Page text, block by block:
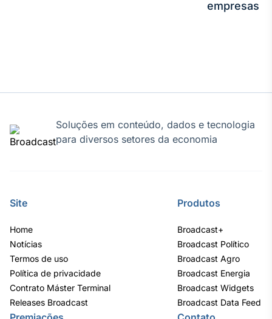
Em breve
empresas
Soluções em conteúdo, dados e tecnologia
para diversos setores da economia
Site
Home
Notícias
Termos de uso
Política de privacidade
Contrato Máster Terminal
Releases Broadcast
Produtos
Broadcast+
Broadcast Político
Broadcast Agro
Broadcast Energia
Broadcast Widgets
Broadcast Data Feed